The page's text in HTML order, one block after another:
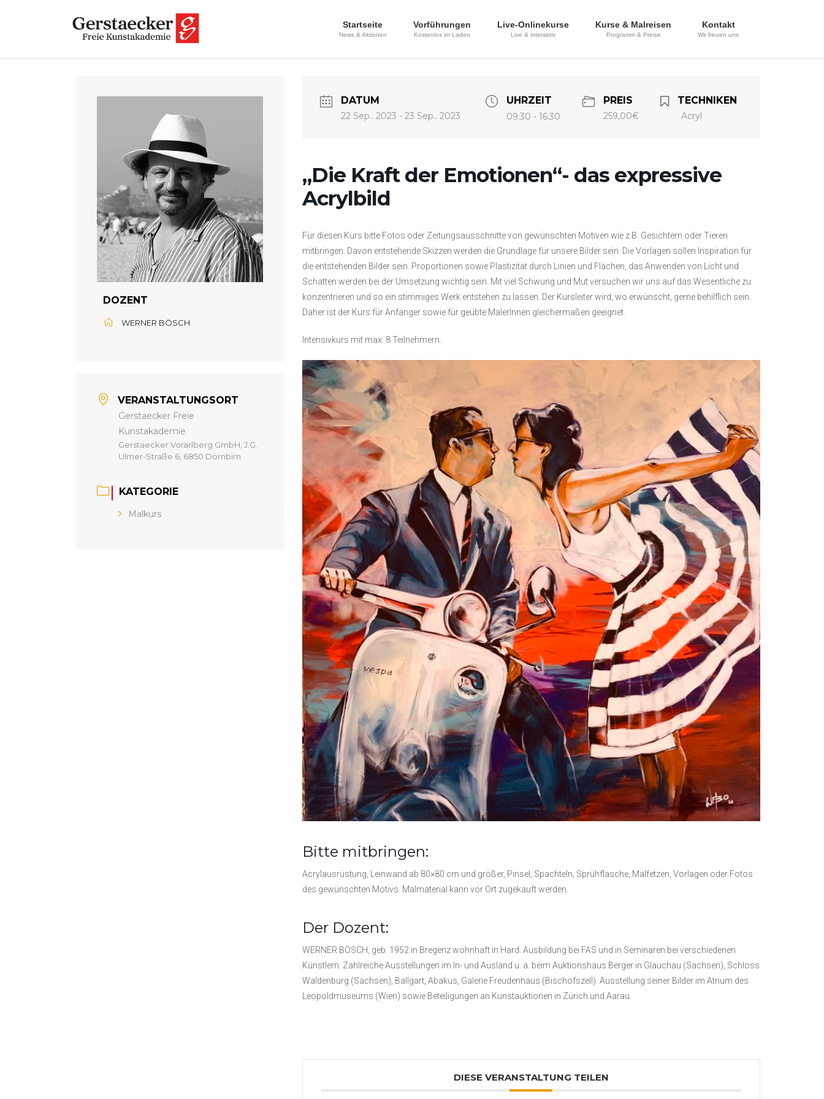
Startseite
News & Aktionen
Vorführungen
Kostenlos im Laden
Live-Onlinekurse
Live & interaktiv
Kurse & Malreisen
Programm & Preise
Kontakt
Wir freuen uns
DOZENT
WERNER BÖSCH
VERANSTALTUNGSORT
Gerstaecker Freie
Kunstakademie
Gerstaecker Vorarlberg GmbH, J.G.
Ulmer-Straße 6, 6850 Dornbirn
KATEGORIE
Malkurs
DATUM
22 Sep.. 2023 - 23 Sep.. 2023
UHRZEIT
09:30 - 16:30
PREIS
259,00€
TECHNIKEN
Acryl
„Die Kraft der Emotionen“- das expressive
Acrylbild
Für diesen Kurs bitte Fotos oder Zeitungsausschnitte von gewünschten Motiven wie z.B. Gesichtern oder Tieren
mitbringen. Davon entstehende Skizzen werden die Grundlage für unsere Bilder sein. Die Vorlagen sollen Inspiration für
die entstehenden Bilder sein. Proportionen sowie Plastizität durch Linien und Flächen, das Anwenden von Licht und
Schatten werden bei der Umsetzung wichtig sein. Mit viel Schwung und Mut versuchen wir uns auf das Wesentliche zu
konzentrieren und so ein stimmiges Werk entstehen zu lassen. Der Kursleiter wird, wo erwünscht, gerne behilflich sein.
Daher ist der Kurs für Anfänger sowie für geübte MalerInnen gleichermaßen geeignet.
Intensivkurs mit max. 8 Teilnehmern.
Bitte mitbringen:
Acrylausrüstung, Leinwand ab 80×80 cm und größer, Pinsel, Spachteln, Sprühflasche, Malfetzen, Vorlagen oder Fotos
des gewünschten Motivs. Malmaterial kann vor Ort zugekauft werden.
Der Dozent:
WERNER BÖSCH, geb. 1952 in Bregenz wohnhaft in Hard. Ausbildung bei FAS und in Seminaren bei verschiedenen
Künstlern. Zahlreiche Ausstellungen im In- und Ausland u. a. beim Auktionshaus Berger in Glauchau (Sachsen), Schloss
Waldenburg (Sachsen), Ballgart, Abakus, Galerie Freudenhaus (Bischofszell). Ausstellung seiner Bilder im Atrium des
Leopoldmuseums (Wien) sowie Beteiligungen an Kunstauktionen in Zürich und Aarau.
DIESE VERANSTALTUNG TEILEN